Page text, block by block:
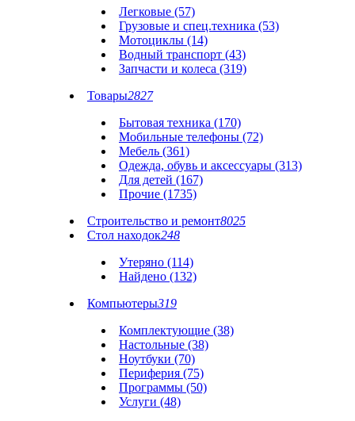
Легковые (57)
Грузовые и спец.техника (53)
Мотоциклы (14)
Водный транспорт (43)
Запчасти и колеса (319)
Товары2827
Бытовая техника (170)
Мобильные телефоны (72)
Мебель (361)
Одежда, обувь и аксессуары (313)
Для детей (167)
Прочие (1735)
Строительство и ремонт8025
Стол находок248
Утеряно (114)
Найдено (132)
Компьютеры319
Комплектующие (38)
Настольные (38)
Ноутбуки (70)
Периферия (75)
Программы (50)
Услуги (48)